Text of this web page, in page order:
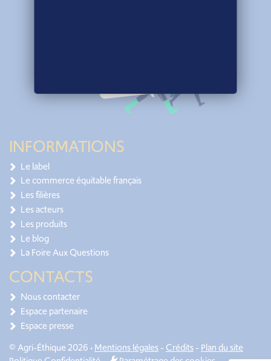
INFORMATIONS
Le label
Le commerce équitable français
Les filières
Les acteurs
Les produits
Le blog
La Foire Aux Questions
CONTACTS
Nous contacter
Espace partenaire
Espace presse
© Agri-Éthique 2026 •Mentions légales- Crédits- Plan du site